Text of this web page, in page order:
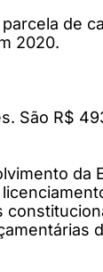
de
2020.
São R$
da